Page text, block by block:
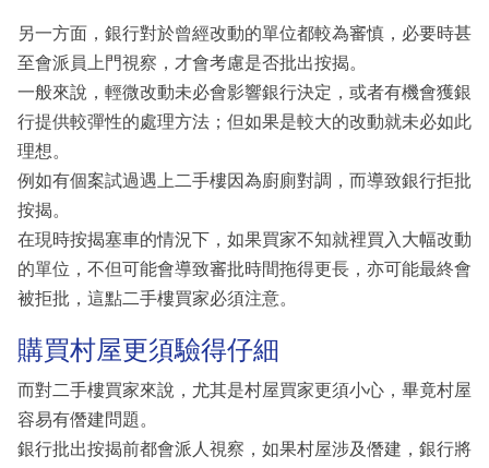
另一方面，銀行對於曾經改動的單位都較為審慎，必要時甚
至會派員上門視察，才會考慮是否批出按揭。
一般來說，輕微改動未必會影響銀行決定，或者有機會獲銀
行提供較彈性的處理方法；但如果是較大的改動就未必如此
理想。
例如有個案試過遇上二手樓因為廚廁對調，而導致銀行拒批
按揭。
在現時按揭塞車的情況下，如果買家不知就裡買入大幅改動
的單位，不但可能會導致審批時間拖得更長，亦可能最終會
被拒批，這點二手樓買家必須注意。
購買村屋更須驗得仔細
而對二手樓買家來說，尤其是村屋買家更須小心，畢竟村屋
容易有僭建問題。
銀行批出按揭前都會派人視察，如果村屋涉及僭建，銀行將